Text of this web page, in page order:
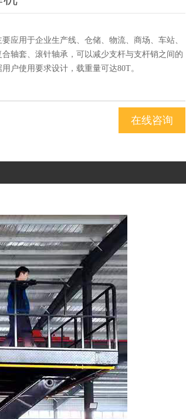
应用于企业生产线、仓储、物流、商场、车站、
轴套、滚针轴承，可以减少支杆与支杆销之间的
户使用要求设计，载重量可达80T。
在线咨询